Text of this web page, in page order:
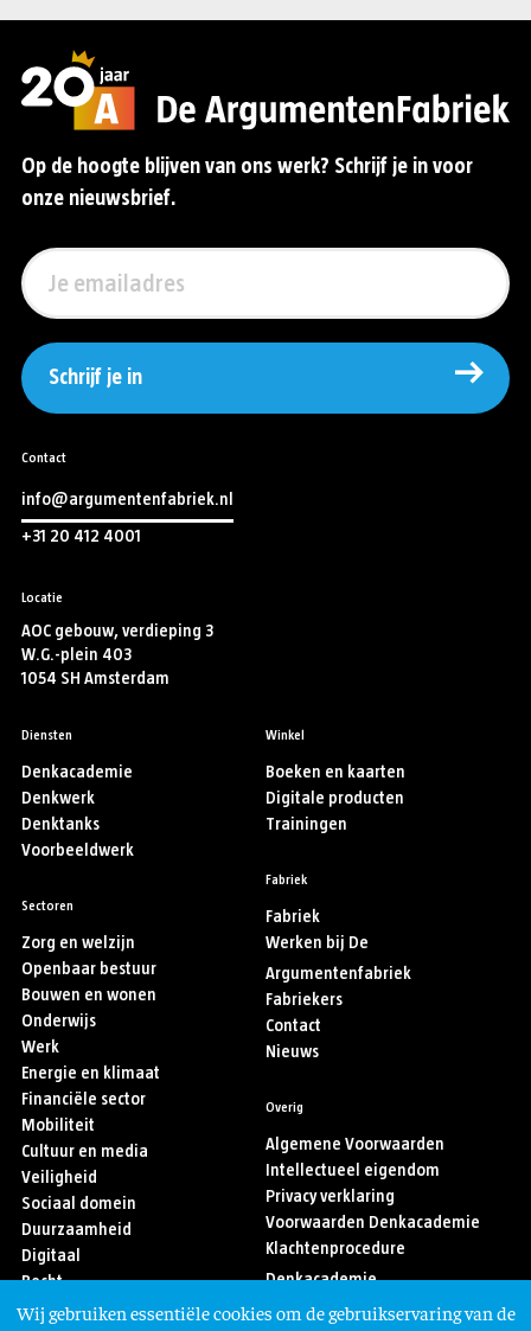
Op de hoogte blijven van ons werk? Schrijf je in voor
onze nieuwsbrief.
Schrijf je in
Contact
info@argumentenfabriek.nl
+31 20 412 4001
Locatie
AOC gebouw, verdieping 3
W.G.-plein 403
1054 SH Amsterdam
Diensten
Denkacademie
Denkwerk
Denktanks
Voorbeeldwerk
Sectoren
Zorg en welzijn
Openbaar bestuur
Bouwen en wonen
Onderwijs
Werk
Energie en klimaat
Financiële sector
Mobiliteit
Cultuur en media
Veiligheid
Sociaal domein
Duurzaamheid
Digitaal
Recht
Sport
Winkel
Boeken en kaarten
Digitale producten
Trainingen
Fabriek
Fabriek
Werken bij De
Argumentenfabriek
Fabriekers
Contact
Nieuws
Overig
Algemene Voorwaarden
Intellectueel eigendom
Privacy verklaring
Voorwaarden Denkacademie
Klachtenprocedure
Denkacademie
Wij gebruiken essentiële cookies om de gebruikservaring van de